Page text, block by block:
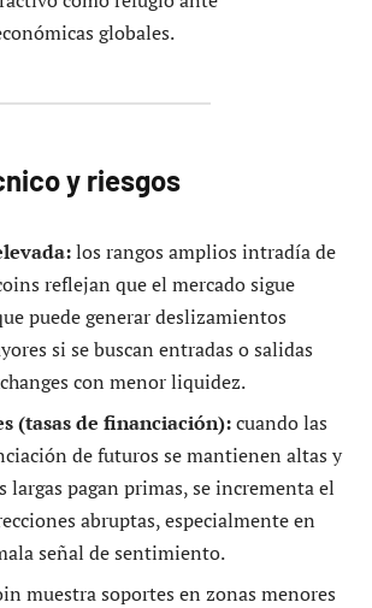
globales.
y riesgos
los rangos amplios intradía de
reflejan que el mercado sigue
puede generar deslizamientos
si se buscan entradas o salidas
con menor liquidez.
(tasas de financiación):cuando las
de futuros se mantienen altas y
largas pagan primas, se incrementa el
abruptas, especialmente en
señal de sentimiento.
muestra soportes en zonas menores